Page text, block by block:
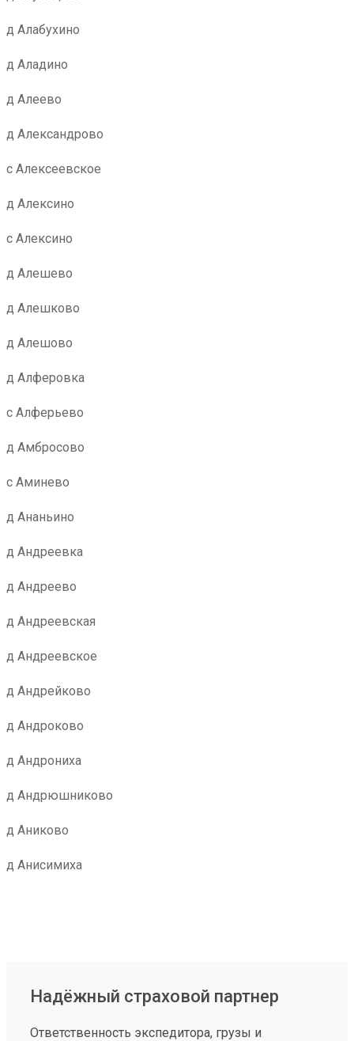
д Алабухино
д Аладино
д Алеево
д Александрово
с Алексеевское
д Алексино
с Алексино
д Алешево
д Алешково
д Алешово
д Алферовка
с Алферьево
д Амбросово
с Аминево
д Ананьино
д Андреевка
д Андреево
д Андреевская
д Андреевское
д Андрейково
д Андроково
д Андрониха
д Андрюшниково
д Аниково
д Анисимиха
Надёжный страховой партнер
Ответственность экспедитора, грузы и